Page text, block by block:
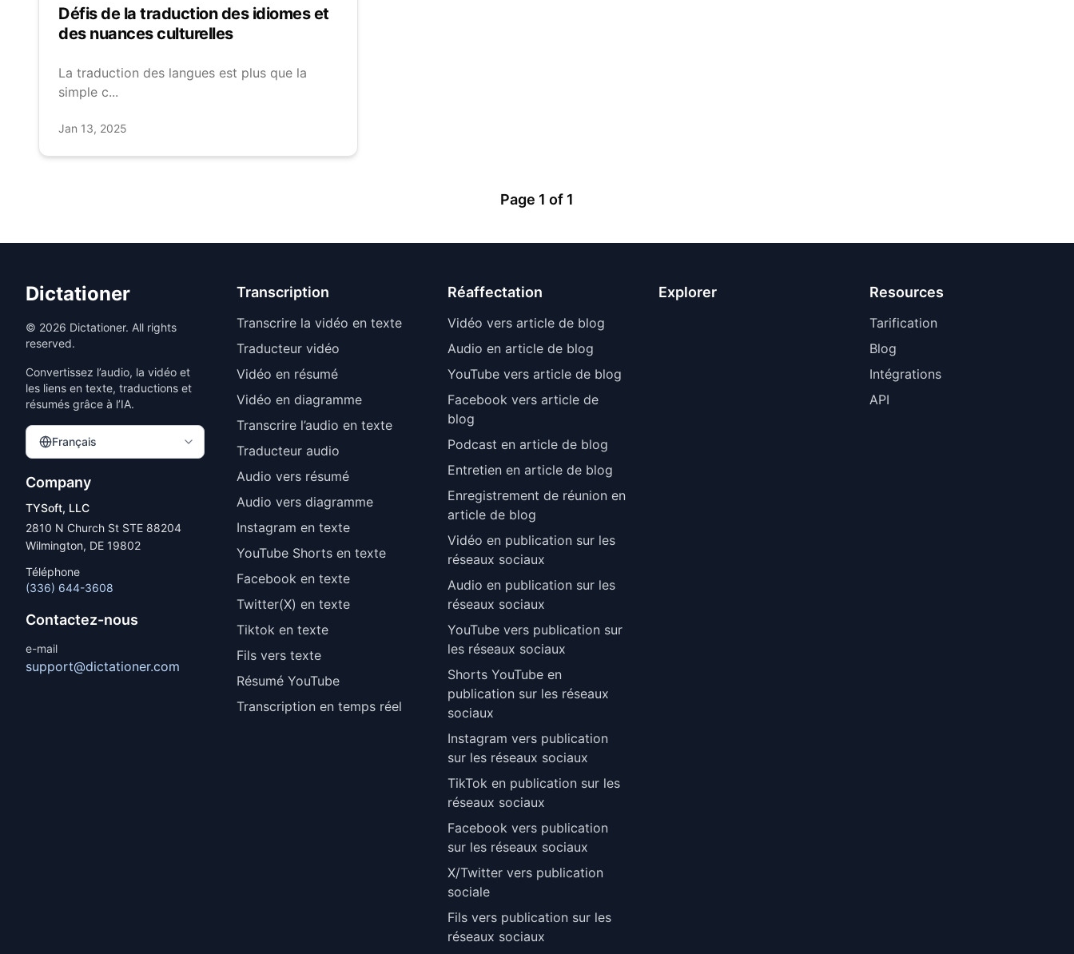
Défis de la traduction des idiomes et
des nuances culturelles
La traduction des langues est plus que la
simple c...
Jan 13, 2025
Page 1 of 1
Dictationer
© 2026 Dictationer. All rights
reserved.
Convertissez l’audio, la vidéo et
les liens en texte, traductions et
résumés grâce à l’IA.
Français
Company
TYSoft, LLC
2810 N Church St STE 88204
Wilmington, DE 19802
Téléphone
(336) 644-3608
Contactez-nous
e-mail
support@dictationer.com
Transcription
Transcrire la vidéo en texte
Traducteur vidéo
Vidéo en résumé
Vidéo en diagramme
Transcrire l’audio en texte
Traducteur audio
Audio vers résumé
Audio vers diagramme
Instagram en texte
YouTube Shorts en texte
Facebook en texte
Twitter(X) en texte
Tiktok en texte
Fils vers texte
Résumé YouTube
Transcription en temps réel
Réaffectation
Vidéo vers article de blog
Audio en article de blog
YouTube vers article de blog
Facebook vers article de
blog
Podcast en article de blog
Entretien en article de blog
Enregistrement de réunion en
article de blog
Vidéo en publication sur les
réseaux sociaux
Audio en publication sur les
réseaux sociaux
YouTube vers publication sur
les réseaux sociaux
Shorts YouTube en
publication sur les réseaux
sociaux
Instagram vers publication
sur les réseaux sociaux
TikTok en publication sur les
réseaux sociaux
Facebook vers publication
sur les réseaux sociaux
X/Twitter vers publication
sociale
Fils vers publication sur les
réseaux sociaux
Explorer Resources
Tarification
Blog
Intégrations
API